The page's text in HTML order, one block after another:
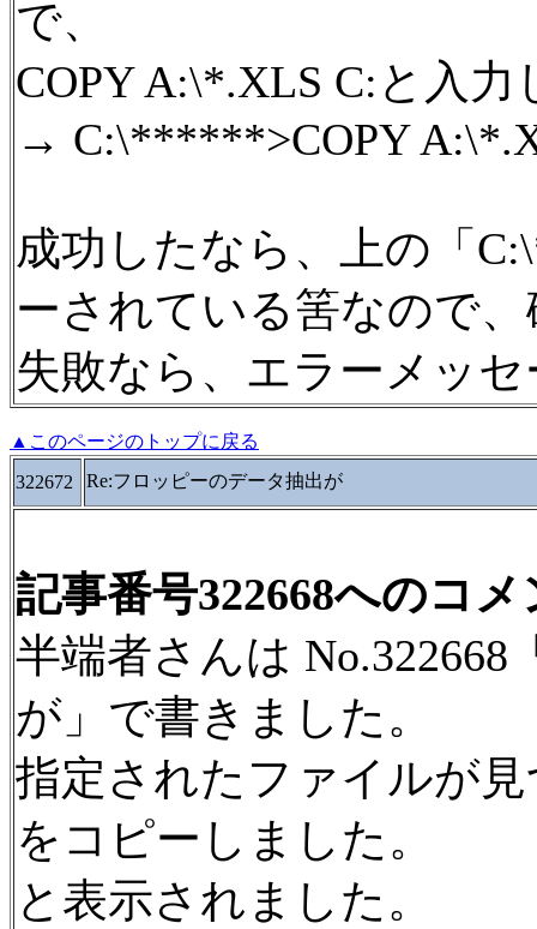
で、
COPY A:\*.XLS C:と入力
→ C:\******>COPY
成功したなら、上の「
ーされている筈なので
失敗なら、エラーメッ
▲このページのトップに戻る
322672
Re:フロッピーのデータ抽出が
記事番号322668へのコメ
半端者さんは
が」で書きました。
指定されたファイルが
をコピーしました。
と表示されました。